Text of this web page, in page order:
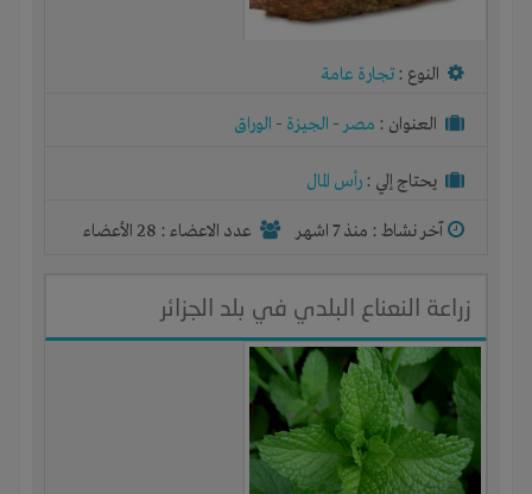
النوع : تجارة عامة
العنوان : مصر- الجيزة - الوراق
يحتاج إلي : رأس المال
آخر نشاط : منذ 7 اشهر عدد الاعضاء : 28 الأعضاء
زراعة النعناع البلدي في بلد الجزائر